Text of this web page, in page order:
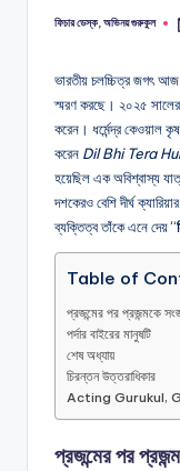
Posted
ফিচার ডেস্ক, অভিনয় গুরুকুল
ভারতীয় চলচ্চিত্র জগৎ আজ
স্মরণ করছে। ২০২৫ সালের
করেন। ধর্মেন্দ্র কেওয়াল
করেন Dil Bhi Tera
হয়েছিল এক অবিশ্বাস্য
দশকেরও বেশি দীর্ঘ
ব্যক্তিত্ব তাঁকে এনে দেয় “
Table of
প্রজন্মের পর প্রজন্মকে
পর্দার বাইরের মানুষটি
শেষ অধ্যায়
চিরন্তন উত্তরাধিকার
Acting Gurukul,
প্রজন্মের পর